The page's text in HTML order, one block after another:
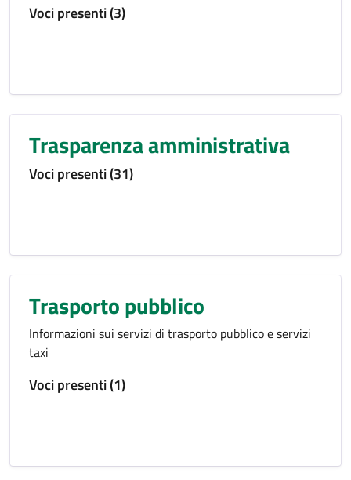
Voci presenti (3)
Trasparenza amministrativa
Voci presenti (31)
Trasporto pubblico
Informazioni sui servizi di trasporto pubblico e servizi
taxi
Voci presenti (1)